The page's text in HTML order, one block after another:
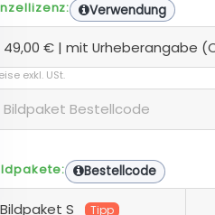
Verwendung
exkl. USt.
Bestellcode
Bildpaket S Tipp